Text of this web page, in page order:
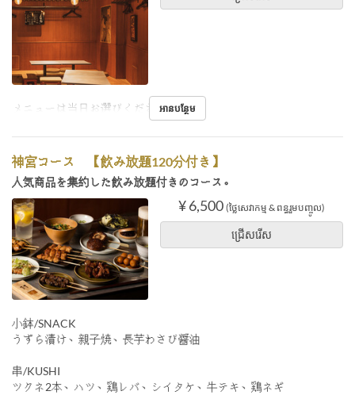
メニューは当日お選びください。អានបន្ថែម
神宮コース 【飲み放題120分付き】
人気商品を集約した飲み放題付きのコース。
¥ 6,500 (ថ្លៃសេវាកម្ម & ពន្ធរួមបញ្ចូល)
ជ្រើសរើស
小鉢/SNACK
うずら漬け、親子焼、長芋わさび醤油
串/KUSHI
ツクネ2本、ハツ、鶏レバ、シイタケ、牛テキ、鶏ネギ